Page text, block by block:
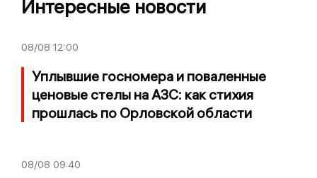
Интересные новости
08/08 12:00
Уплывшие госномера и поваленные
ценовые стелы на АЗС: как стихия
прошлась по Орловской области
08/08 09:40